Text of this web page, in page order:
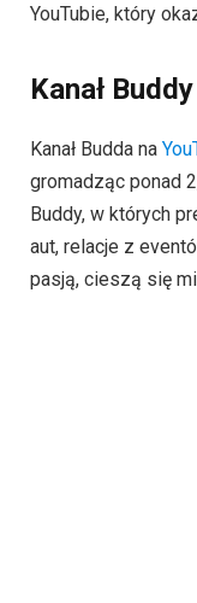
YouTubie, który
Kanał Buddy
Kanał Budda na
gromadząc ponad
Buddy, w których
aut, relacje z
pasją, cieszą się